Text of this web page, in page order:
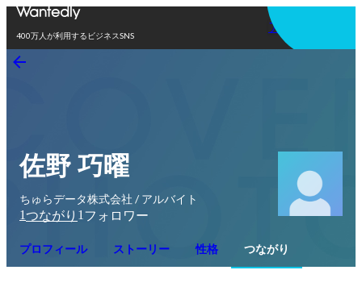
400万人が利用するビジネスSNS
アプリを使う
佐野 巧曜
ちゅらデータ株式会社 / アルバイト
1つながり 1 フォロワー
プロフィール ストーリー 性格 つながり